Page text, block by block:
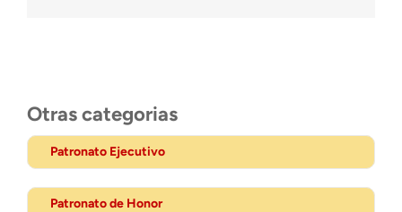
Otras categorias
Patronato Ejecutivo
Patronato de Honor